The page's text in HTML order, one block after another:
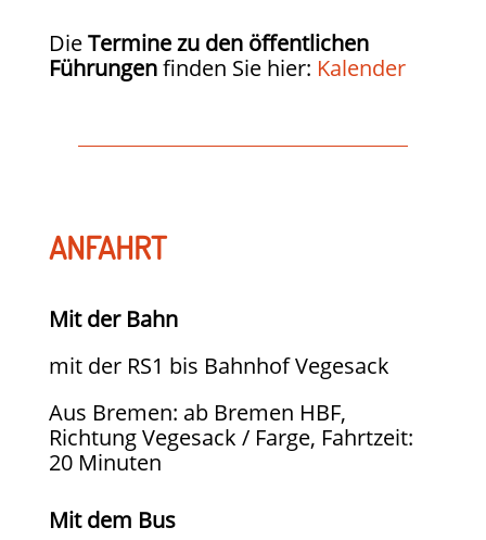
DieTermine zu den öffentlichen
Führungenfinden Sie hier: Kalender
ANFAHRT
Mit der Bahn
mit der RS1 bis Bahnhof Vegesack
Aus Bremen: ab Bremen HBF,
Richtung Vegesack / Farge, Fahrtzeit:
20 Minuten
Mit dem Bus